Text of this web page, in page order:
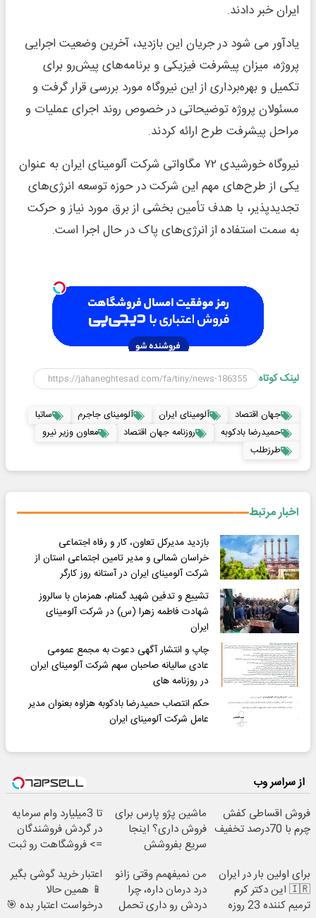
ایران خبر دادند.
یادآور می شود در جریان این بازدید، آخرین وضعیت اجرایی
پروژه، میزان پیشرفت فیزیکی و برنامه‌های پیش‌رو برای
تکمیل و بهره‌برداری از این نیروگاه مورد بررسی قرار گرفت و
مسئولان پروژه توضیحاتی در خصوص روند اجرای عملیات و
مراحل پیشرفت طرح ارائه کردند.
نیروگاه خورشیدی ۷۲ مگاواتی شرکت آلومینای ایران به عنوان
یکی از طرح‌های مهم این شرکت در حوزه توسعه انرژی‌های
تجدیدپذیر، با هدف تأمین بخشی از برق مورد نیاز و حرکت
به سمت استفاده از انرژی‌های پاک در حال اجرا است.
لینک کوتاه
جهان اقتصاد آلومینای ایران آلومینای جاجرم
ساتبا
حمیدرضا بادکوبه
روزنامه جهان اقتصاد
معاون وزیر نیرو
طرزطلب
اخبار مرتبط
بازدید مدیرکل تعاون، کار و رفاه اجتماعی
خراسان شمالی و مدیر تامین اجتماعی استان از
شرکت آلومینای ایران در آستانه روز کارگر
تشییع و تدفین شهید گمنام، همزمان با سالروز
شهادت فاطمه زهرا (س) در شرکت آلومینای
ایران
چاپ و انتشار آگهی دعوت به مجمع عمومی
عادی سالیانه صاحبان سهم شرکت آلومینای ایران
در روزنامه های
حکم انتصاب حمیدرضا بادکوبه هزاوه بعنوان مدیر
عامل شرکت آلومینای ایران
از سراسر وب
فروش اقساطی کفش
چرم با 70درصد تخفیف
ماشین پژو پارس برای
فروش داری؟ اینجا
سریع بفروشش
تا 3میلیارد وام سرمایه
در گردش فروشندگان
=> فروشگاهت رو ثبت
برای اولین بار در ایران
🇮🇷 این دکتر کرم
ترمیم کننده 23 روزه
من نمیفهمم وقتی زانو
درد درمان داره، چرا
دردش رو داری تحمل
اعتبار خرید گوشی بگیر
📱 همین حالا
درخواست اعتبار بده 🎯